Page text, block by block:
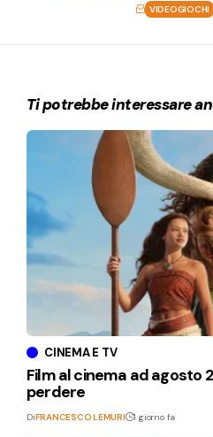
VIDEOGIOCHI
Ti potrebbe interessare
CINEMA E TV
Film al cinema ad agosto
perdere
DiFRANCESCO LEMURI 1 giorno fa